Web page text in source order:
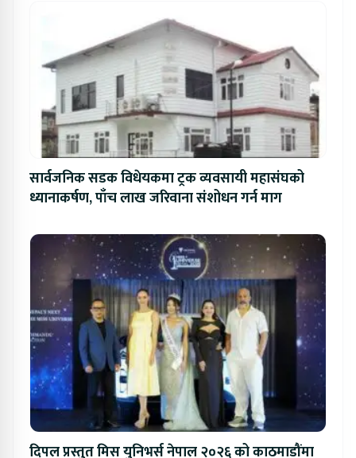
सार्वजनिक सडक विधेयकमा ट्रक व्यवसायी महासंघको
ध्यानाकर्षण, पाँच लाख जरिवाना संशोधन गर्न माग
दिपल प्रस्तुत मिस युनिभर्स नेपाल २०२६ को काठमाडौंमा